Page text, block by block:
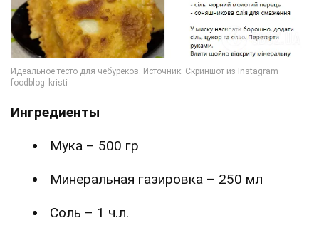
Ингредиенты
Мука – 500 гр
Минеральная газировка – 250 мл
Соль – 1 ч.л.